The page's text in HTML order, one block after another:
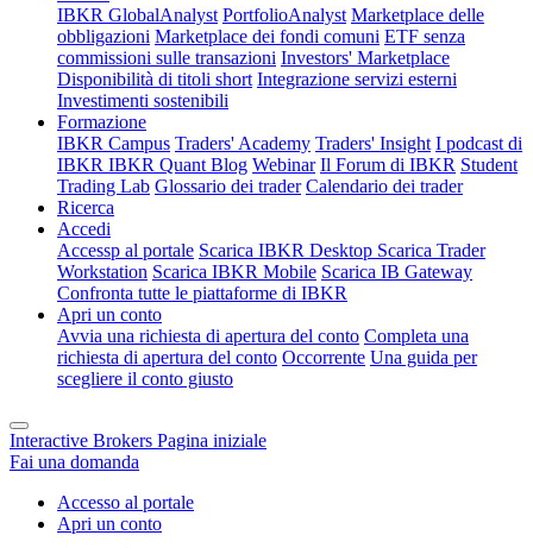
IBKR GlobalAnalyst PortfolioAnalyst Marketplace delle
obbligazioni Marketplace dei fondi comuni ETF senza
commissioni sulle transazioni Investors' Marketplace
Disponibilità di titoli short Integrazione servizi esterni
Investimenti sostenibili
Formazione
IBKR Campus Traders' Academy Traders' Insight I podcast di
IBKR IBKR Quant Blog Webinar Il Forum di IBKR Student
Trading Lab Glossario dei trader Calendario dei trader
Ricerca
Accedi
Accessp al portale Scarica IBKR Desktop Scarica Trader
Workstation Scarica IBKR Mobile Scarica IB Gateway
Confronta tutte le piattaforme di IBKR
Apri un conto
Avvia una richiesta di apertura del conto Completa una
richiesta di apertura del conto Occorrente Una guida per
scegliere il conto giusto
Interactive Brokers Pagina iniziale
Fai una domanda
Accesso al portale
Apri un conto